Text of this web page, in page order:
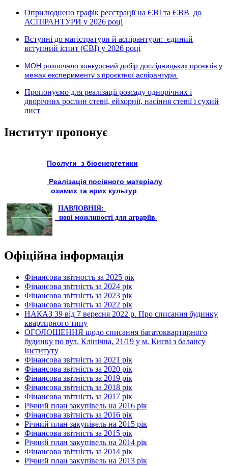
Оприлюднено графік реєстрації на ЄВІ та ЄВВ до
АСПІРАНТУРИ у 2026 році
Вступні до магістратури й аспірантури: єдиний
вступний іспит (ЄВІ) у 2026 році
МОН розпочало конкурсний добір дослідницьких проєктів у
межах експерименту з проєктної аспірантури.
Пропонуємо для реалізації розсаду однорічних і
дворічних рослин стевії, ейхорнії, насіння стевії і сухий
лист
Інститут пропонує
Послуги з біоенергетики
Реалізація посівного матеріалу
озимих та ярих культур
ПАВЛОВНІЯ:
нові можливості для аграріїв
Офіційна інформація
Фінансова звітность за 2025 рік
Фінансова звітність за 2024 рік
Фінансова звітність за 2023 рік
Фінансова звітність за 2022 рік
НАКАЗ 39 від 7 вересня 2022 р. Про списання будинку
квартирного типу
ОГОЛОШЕННЯ щодо списання багатоквартирного
будинку по вул. Клінічна, 21/19 у м. Києві з балансу
Інституту
Фінансова звітність за 2021 рік
Фінансова звітність за 2020 рік
Фінансова звітність за 2019 рік
Фінансова звітність за 2018 рік
Фінансова звітність за 2017 рік
Річний план закупівель на 2016 рік
Фінансова звітність за 2016 рік
Річний план закупівель на 2015 рік
Фінансова звітність за 2015 рік
Річний план закупівель на 2014 рік
Фінансова звітність за 2014 рік
Річний план закупівель на 2013 рік